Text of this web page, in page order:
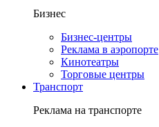
Бизнес
Бизнес-центры
Реклама в аэропорте
Кинотеатры
Торговые центры
Транспорт
Реклама на транспорте